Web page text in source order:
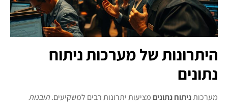
היתרונות של מערכות ניתוח
נתונים
מערכותניתוח נתוניםמציעות יתרונות רבים למשקיעים.תובנות